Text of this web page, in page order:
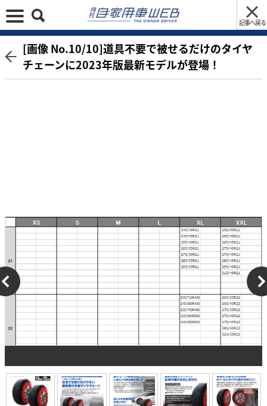
記事へ戻る
[画像 No.10/10]道具不要で被せるだけのタイヤ
チェーンに2023年版最新モデルが登場！